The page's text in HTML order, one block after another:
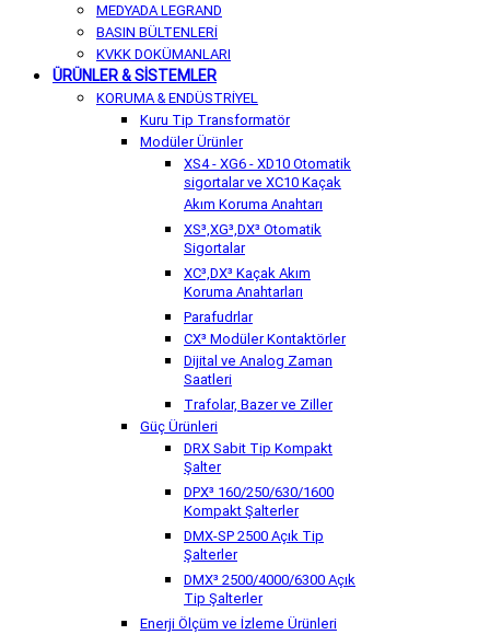
MEDYADA LEGRAND
BASIN BÜLTENLERİ
KVKK DOKÜMANLARI
ÜRÜNLER & SİSTEMLER
KORUMA & ENDÜSTRİYEL
Kuru Tip Transformatör
Modüler Ürünler
XS4 - XG6 - XD10 Otomatik
sigortalar ve XC10 Kaçak
Akım Koruma Anahtarı
XS³,XG³,DX³ Otomatik
Sigortalar
XC³,DX³ Kaçak Akım
Koruma Anahtarları
Parafudrlar
CX³ Modüler Kontaktörler
Dijital ve Analog Zaman
Saatleri
Trafolar, Bazer ve Ziller
Güç Ürünleri
DRX Sabit Tip Kompakt
Şalter
DPX³ 160/250/630/1600
Kompakt Şalterler
DMX-SP 2500 Açık Tip
Şalterler
DMX³ 2500/4000/6300 Açık
Tip Şalterler
Enerji Ölçüm ve İzleme Ürünleri